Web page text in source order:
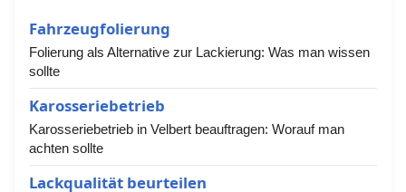
Fahrzeugfolierung
Folierung als Alternative zur Lackierung: Was man wissen
sollte
Karosseriebetrieb
Karosseriebetrieb in Velbert beauftragen: Worauf man
achten sollte
Lackqualität beurteilen